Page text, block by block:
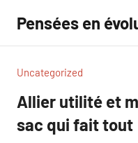
contenu
Pensées en
Uncategorized
Allier utilité et
sac qui fait tout